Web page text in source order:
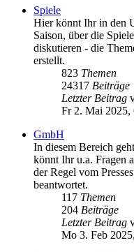
Spiele
Hier könnt Ihr in den
Saison, über die
diskutieren - die
erstellt.
823 Themen
24317 Beiträge
Letzter Beitrag
Fr 2. Mai 2025,
GmbH
In diesem Bereich
könnt Ihr u.a. Fragen
der Regel vom
beantwortet.
117 Themen
204 Beiträge
Letzter Beitrag
Mo 3. Feb